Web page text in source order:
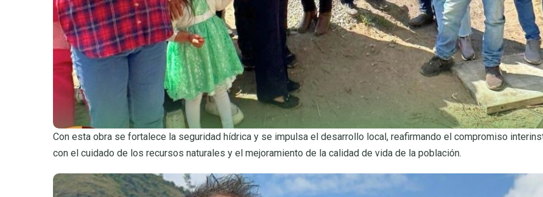
Con esta obra se fortalece la seguridad hídrica y se impulsa el desarrollo local, reafirmando el compromiso
con el cuidado de los recursos naturales y el mejoramiento de la calidad de vida de la población.